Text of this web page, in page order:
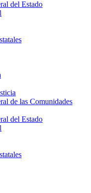
del Estado
de las Comunidades
del Estado